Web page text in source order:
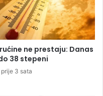
ne prestaju: Danas
38 stepeni
prije 3 sata